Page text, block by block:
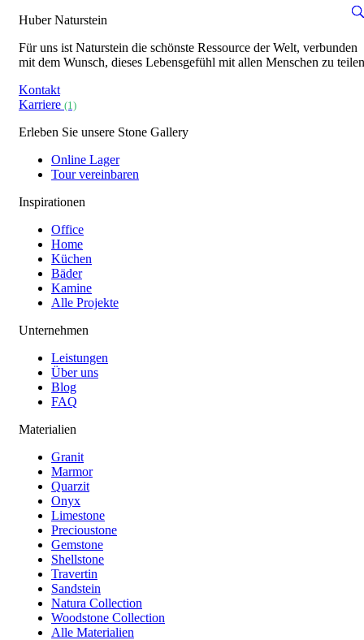
Huber Naturstein
Für uns ist Naturstein die schönste Ressource der Welt, verbunden
mit dem Wunsch, dieses Lebensgefühl mit allen Menschen zu
Kontakt
Karriere (1)
Erleben Sie unsere Stone Gallery
Online Lager
Tour vereinbaren
Inspirationen
Office
Home
Küchen
Bäder
Kamine
Alle Projekte
Unternehmen
Leistungen
Über uns
Blog
FAQ
Materialien
Granit
Marmor
Quarzit
Onyx
Limestone
Precioustone
Gemstone
Shellstone
Travertin
Sandstein
Natura Collection
Woodstone Collection
Alle Materialien